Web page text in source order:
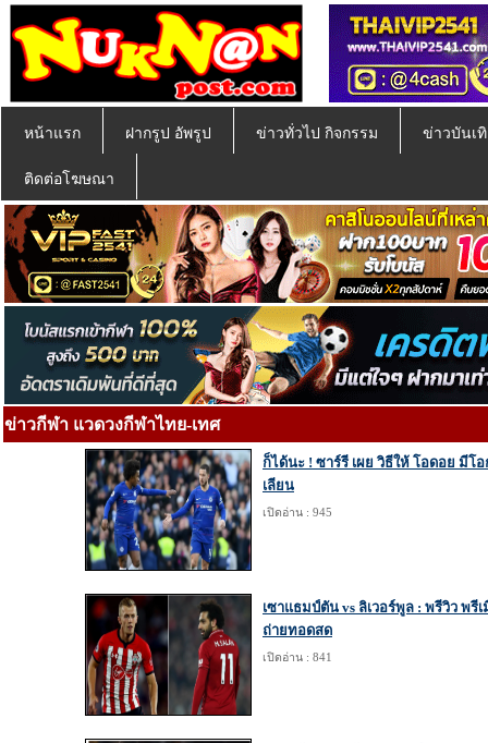
หน้าแรก ฝากรูป อัพรูป ข่าวทั่วไป กิจกรรม ข่าวบันเ
ติดต่อโฆษณา
ข่าวกีฬา แวดวงกีฬาไทย-เทศ
ก็ได้นะ ! ซาร์รี เผย วิธีให้ โอดอย มีโ
เลียน
เปิดอ่าน : 945
เซาแธมป์ตัน vs ลิเวอร์พูล : พรีวิว พรี
ถ่ายทอดสด
เปิดอ่าน : 841